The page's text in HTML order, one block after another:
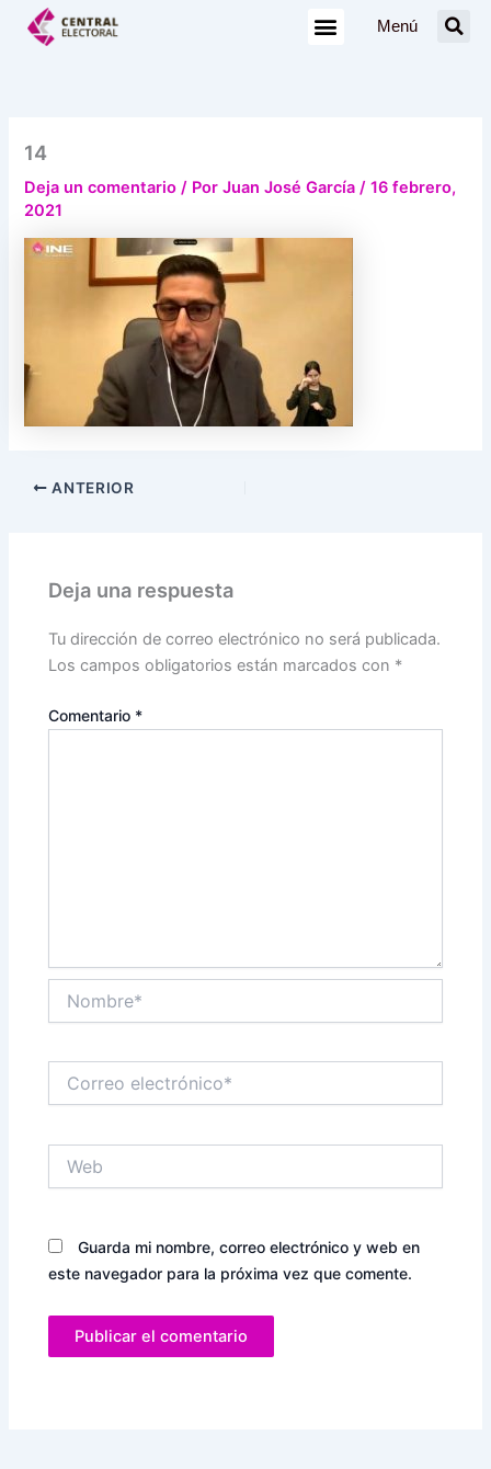
Menú
14
Deja un comentario / PorJuan José García/16 febrero,
2021
ANTERIOR
Deja una respuesta
Tu dirección de correo electrónico no será publicada.
Los campos obligatorios están marcados con *
Comentario *
electrónico*
Guarda mi nombre, correo electrónico y web en
este navegador para la próxima vez que comente.